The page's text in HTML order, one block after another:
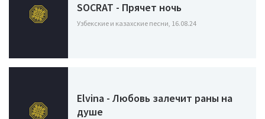
SOCRAT - Прячет ночь
Узбекские и казахские песни, 16.08.24
Elvina - Любовь залечит раны на
душе